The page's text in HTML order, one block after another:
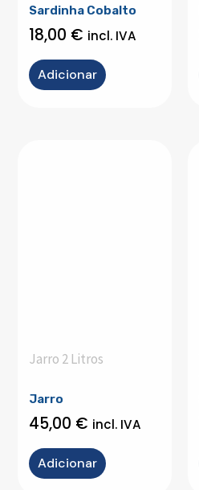
Sardinha Cobalto
18,00 € incl. IVA
Adicionar
Jarro 2 Litros
Jarro
45,00 € incl. IVA
Adicionar